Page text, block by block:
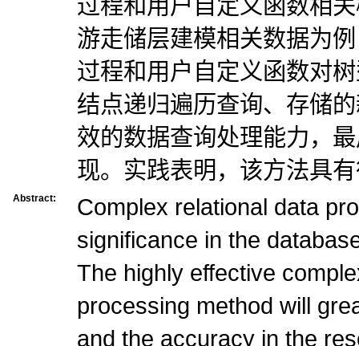
游走储层建模相关数据为
过程和用户自定义函数对
结点递归遍历查询、存储
效的数据查询处理能力，
现。实践表明，该方法具
Abstract:
Complex relational data
significance in the
The highly effective
processing method will
and the accuracy in the